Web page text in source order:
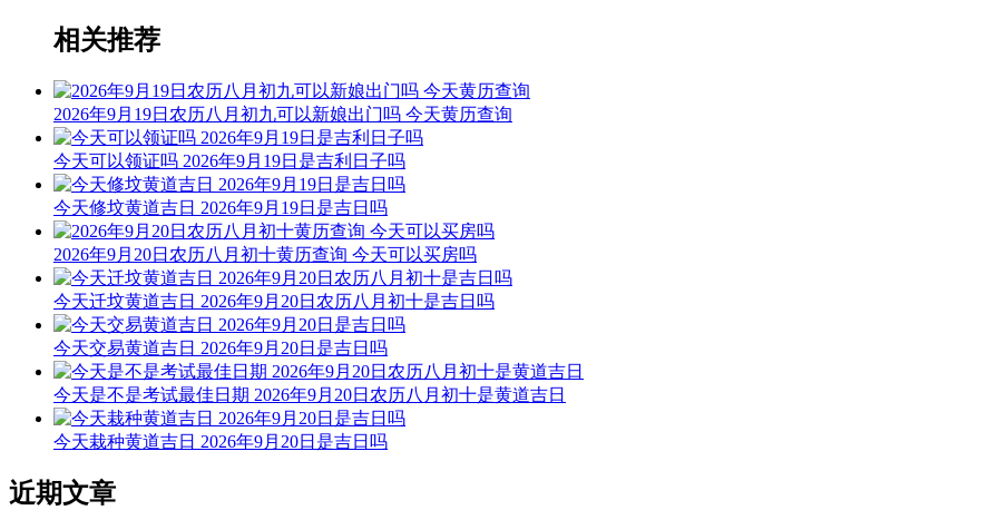
相关推荐
2026年9月19日农历八月初九可以新娘出门吗 今天黄历查询
今天可以领证吗 2026年9月19日是吉利日子吗
今天修坟黄道吉日 2026年9月19日是吉日吗
2026年9月20日农历八月初十黄历查询 今天可以买房吗
今天迁坟黄道吉日 2026年9月20日农历八月初十是吉日吗
今天交易黄道吉日 2026年9月20日是吉日吗
今天是不是考试最佳日期 2026年9月20日农历八月初十是黄道吉日
今天栽种黄道吉日 2026年9月20日是吉日吗
近期文章